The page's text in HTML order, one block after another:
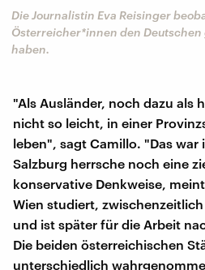
Die Journalistin Eva Reisinger
Österreicher*innen den
haben.
"Als Ausländer, noch dazu als
nicht so leicht, in einer
leben", sagt Camillo. "Das war
Salzburg herrsche noch eine
konservative Denkweise,
Wien studiert,
und ist später für die Arbeit
Die beiden österreichischen
unterschiedlich